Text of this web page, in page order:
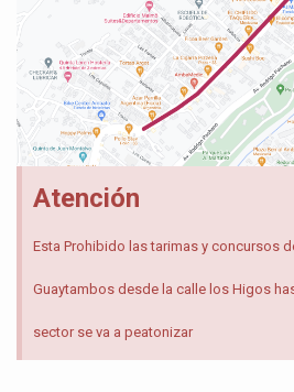
Atención
Esta Prohibido las tarimas y concursos
Guaytambos desde la calle los Higos
sector se va a peatonizar